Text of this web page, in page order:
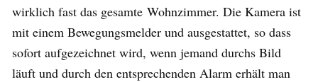
wirklich fast das gesamte Wohnzimmer. Die Kamera ist
mit einem Bewegungsmelder und ausgestattet, so dass
sofort aufgezeichnet wird, wenn jemand durchs Bild
läuft und durch den entsprechenden Alarm erhält man